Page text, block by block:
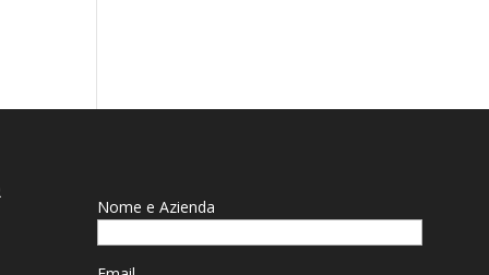
Nome e Azienda